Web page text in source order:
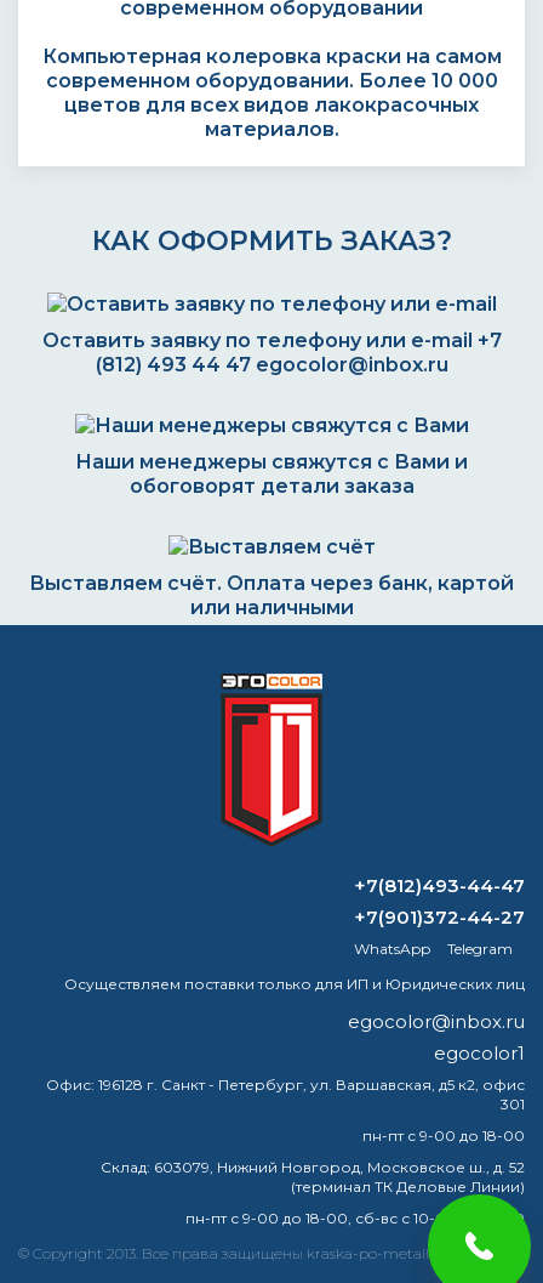
Компьютерная колеровка краски на самом
современном оборудовании. Более 10 000
цветов для всех видов лакокрасочных
материалов.
КАК ОФОРМИТЬ ЗАКАЗ?
Оставить заявку по телефону или e-mail +7
(812) 493 44 47 egocolor@inbox.ru
Наши менеджеры свяжутся с Вами и
обоговорят детали заказа
Выставляем счёт. Оплата через банк, картой
или наличными
Формируем заказ и отправляем транспортной
компанией
Психология цвета: как мы выбираем
заменить сольвент?
Какая краска не трескается?
краска эмаль купить грунт
металла
+7(812)493-44-47
+7(901)372-44-27
WhatsApp
Telegram
Осуществляем поставки только для ИП и Юридических лиц
egocolor@inbox.ru
egocolor1
Офис: 196128 г. Санкт - Петербург, ул. Варшавская, д5 к2, офис
301
пн-пт с 9-00 до 18-00
Склад: 603079, Нижний Новгород, Московское ш., д. 52
(терминал ТК Деловые Линии)
пн-пт с 9-00 до 18-00, сб-вс с 10-00 до 16-00
© Copyright 2013. Все права защищены kraska-po-metallu-nn.ru